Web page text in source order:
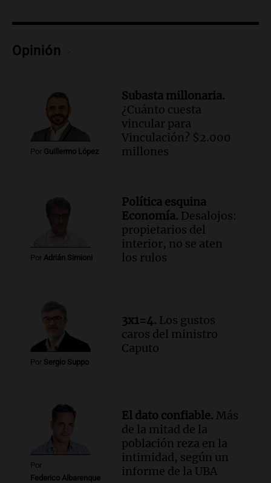
Audio. Mateo, a los 25 años, lucha
contra el tiempo: necesita un trasplante
para poder seguir viviend
Una mañana para todos
de julio será menor al 2,9% registrado
en CABA
Una mañana para todos
Audio.Altas Cumbres: rescataron a una
Episodios
Audio.
Chile planteó mejorar la
conectividad fronteriza, aérea y digital
con Jujuy
Panorama Federal
Opinión
Por Guillermo López
Subasta millonaria.
¿Cuánto cuesta
vincular para
Vinculación? $2.000
millones
Por Adrián Simioni
Política esquina
Economía. Desalojos:
propietarios del
interior, no se aten
los rulos
Por Sergio Suppo
3x1=4. Los gustos
caros del ministro
Caputo
Por
Federico Albarenque
El dato confiable. Más
de la mitad de la
población reza en la
intimidad, según un
informe de la UBA